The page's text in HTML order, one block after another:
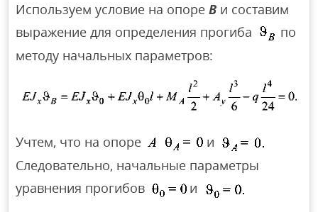
Используем условие на опореВ и составим
выражение для определения прогиба
по
методу начальных параметров:
Учтем, что на опоре
и
Следовательно, начальные параметры
уравнения прогибов
и